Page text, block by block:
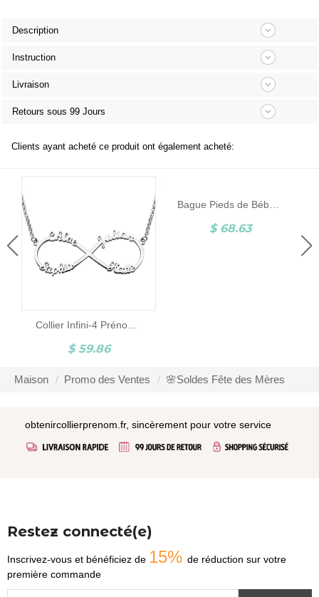
Description
Instruction
Livraison
Retours sous 99 Jours
Clients ayant acheté ce produit ont également acheté:
Collier Infini-4 Prénoms-Argent
$ 59.86
Bague Pieds de Bébé-Pierre de Naissance et Gravure-Argent
$ 68.63
Maison Promo des Ventes 🌸Soldes Fête des Mères
obtenircollierprenom.fr, sincèrement pour votre service
Restez connecté(e)
Inscrivez-vous et bénéficiez de 15% de réduction sur votre
première commande